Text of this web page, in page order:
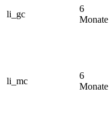
li_gc
6
Monate
li_mc
6
Monate